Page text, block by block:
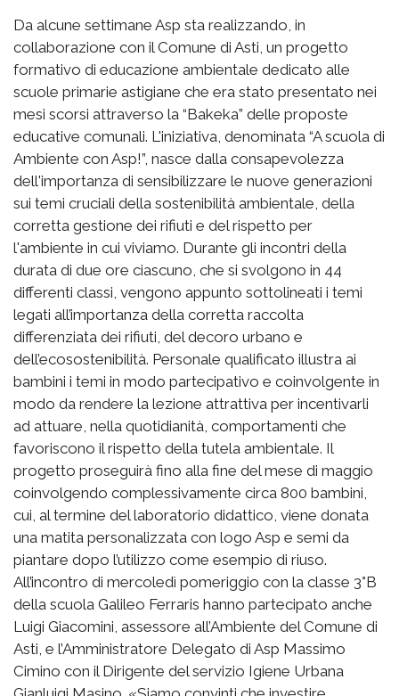
Da alcune settimane Asp sta realizzando, in
collaborazione con il Comune di Asti, un progetto
formativo di educazione ambientale dedicato alle
scuole primarie astigiane che era stato presentato nei
mesi scorsi attraverso la “Bakeka” delle proposte
educative comunali. L'iniziativa, denominata “A scuola di
Ambiente con Asp!”, nasce dalla consapevolezza
dell'importanza di sensibilizzare le nuove generazioni
sui temi cruciali della sostenibilità ambientale, della
corretta gestione dei rifiuti e del rispetto per
l'ambiente in cui viviamo. Durante gli incontri della
durata di due ore ciascuno, che si svolgono in 44
differenti classi, vengono appunto sottolineati i temi
legati all’importanza della corretta raccolta
differenziata dei rifiuti, del decoro urbano e
dell’ecosostenibilità. Personale qualificato illustra ai
bambini i temi in modo partecipativo e coinvolgente in
modo da rendere la lezione attrattiva per incentivarli
ad attuare, nella quotidianità, comportamenti che
favoriscono il rispetto della tutela ambientale. Il
progetto proseguirà fino alla fine del mese di maggio
coinvolgendo complessivamente circa 800 bambini,
cui, al termine del laboratorio didattico, viene donata
una matita personalizzata con logo Asp e semi da
piantare dopo l’utilizzo come esempio di riuso.
All’incontro di mercoledì pomeriggio con la classe 3°B
della scuola Galileo Ferraris hanno partecipato anche
Luigi Giacomini, assessore all’Ambiente del Comune di
Asti, e l’Amministratore Delegato di Asp Massimo
Cimino con il Dirigente del servizio Igiene Urbana